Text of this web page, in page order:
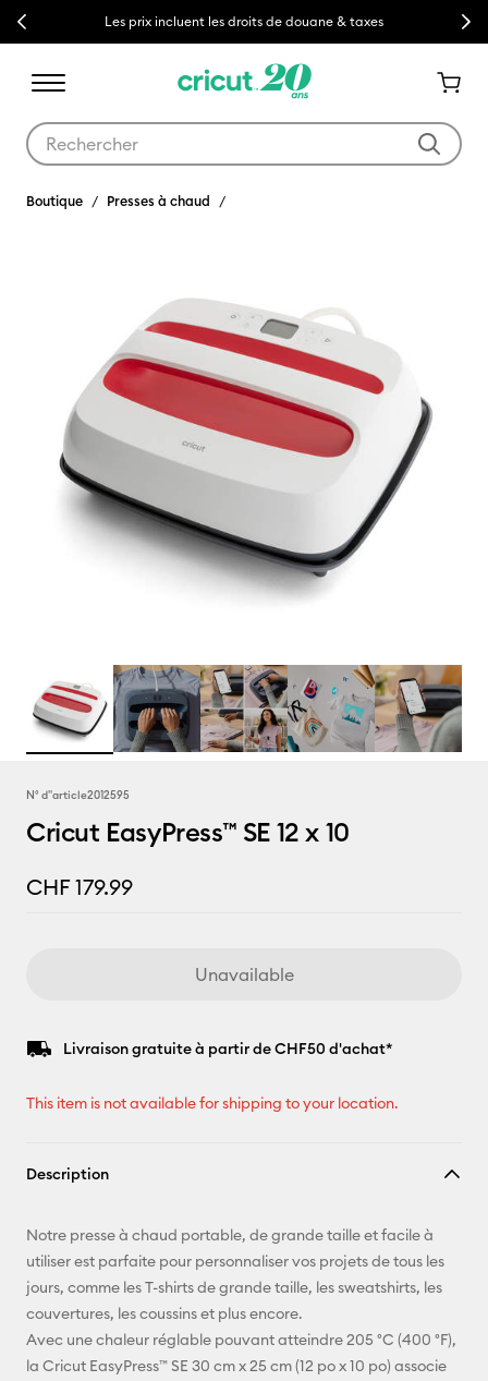
Previous Les prix incluent les droits de douane & taxes Next
Boutique Presses à chaud
N° d''article2012595
Cricut EasyPress™ SE 12 x 10
CHF 179.99
Unavailable
Livraison gratuite à partir de CHF50 d'achat*
This item is not available for shipping to your location.
Description
Notre presse à chaud portable, de grande taille et facile à
utiliser est parfaite pour personnaliser vos projets de tous les
jours, comme les T-shirts de grande taille, les sweatshirts, les
couvertures, les coussins et plus encore.
Avec une chaleur réglable pouvant atteindre 205 °C (400 °F),
la Cricut EasyPress™ SE 30 cm x 25 cm (12 po x 10 po) associe